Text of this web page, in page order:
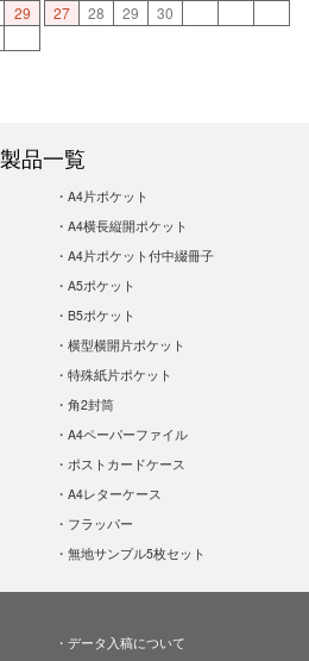
29
27
28 29 30
製品一覧
A4片ポケット
A4横長縦開ポケット
A4片ポケット付中綴冊子
A5ポケット
B5ポケット
横型横開片ポケット
特殊紙片ポケット
角2封筒
A4ペーパーファイル
ポストカードケース
A4レターケース
フラッパー
無地サンプル5枚セット
データ入稿について